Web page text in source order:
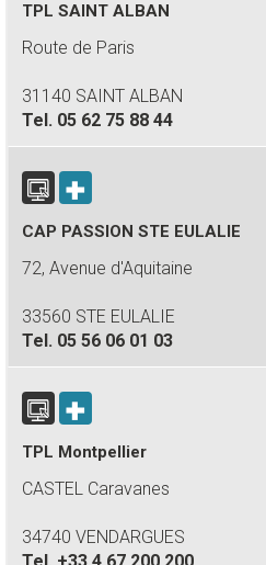
TPL SAINT ALBAN
Route de Paris
31140 SAINT ALBAN
Tel. 05 62 75 88 44
CAP PASSION STE EULALIE
72, Avenue d'Aquitaine
33560 STE EULALIE
Tel. 05 56 06 01 03
TPL Montpellier
CASTEL Caravanes
34740 VENDARGUES